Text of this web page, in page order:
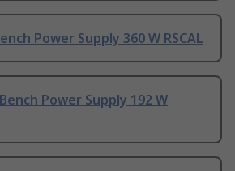
Power Supply 360 W RSCAL
Power Supply 192 W